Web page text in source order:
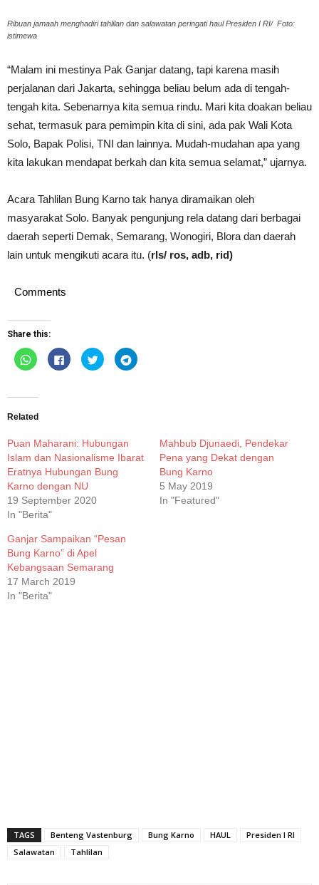
Ribuan jamaah menghadiri tahlilan dan salawatan peringati haul Presiden I RI/ Foto:
istimewa
“Malam ini mestinya Pak Ganjar datang, tapi karena masih
perjalanan dari Jakarta, sehingga beliau belum ada di tengah-
tengah kita. Sebenarnya kita semua rindu. Mari kita doakan beliau
sehat, termasuk para pemimpin kita di sini, ada pak Wali Kota
Solo, Bapak Polisi, TNI dan lainnya. Mudah-mudahan apa yang
kita lakukan mendapat berkah dan kita semua selamat,” ujarnya.
Acara Tahlilan Bung Karno tak hanya diramaikan oleh
masyarakat Solo. Banyak pengunjung rela datang dari berbagai
daerah seperti Demak, Semarang, Wonogiri, Blora dan daerah
lain untuk mengikuti acara itu. (rls/ ros, adb, rid)
Comments
Share this:
Click
to
share
(Opens
new
Click
to
share
Click
to
share
Click
to
Related
Puan Maharani: Hubungan
Islam dan Nasionalisme Ibarat
Eratnya Hubungan Bung
Karno dengan NU
19 September 2020
In "Berita"
Mahbub Djunaedi, Pendekar
Pena yang Dekat dengan
Bung Karno
5 May 2019
In "Featured"
Ganjar Sampaikan “Pesan
Bung Karno” di Apel
Kebangsaan Semarang
17 March 2019
In "Berita"
TAGS Benteng Vastenburg Bung Karno HAUL
Presiden I RI
Salawatan
Tahlilan